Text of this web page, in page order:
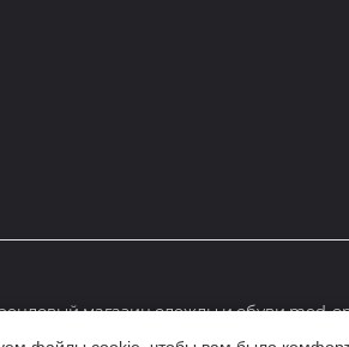
магазин одежды и обуви med-